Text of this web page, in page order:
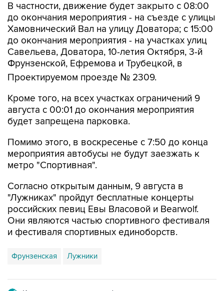
В частности, движение будет закрыто с 08:00
до окончания мероприятия - на съезде с улицы
Хамовнический Вал на улицу Доватора; с 15:00
до окончания мероприятия - на участках улиц
Савельева, Доватора, 10-летия Октября, 3-й
Фрунзенской, Ефремова и Трубецкой, в
Проектируемом проезде № 2309.
Кроме того, на всех участках ограничений 9
августа с 00:01 до окончания мероприятия
будет запрещена парковка.
Помимо этого, в воскресенье с 7:50 до конца
мероприятия автобусы не будут заезжать к
метро "Спортивная".
Согласно открытым данным, 9 августа в
"Лужниках" пройдут бесплатные концерты
российских певиц Евы Власовой и Bearwolf.
Они являются частью спортивного фестиваля
и фестиваля спортивных единоборств.
Фрунзенская Лужники